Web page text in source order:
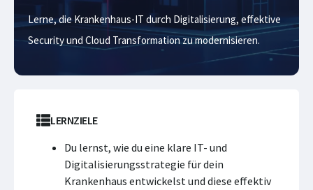
Lerne, die Krankenhaus-IT durch Digitalisierung, effektive
Security und Cloud Transformation zu modernisieren.
LERNZIELE
Du lernst, wie du eine klare IT- und
Digitalisierungsstrategie für dein
Krankenhaus entwickelst und diese effektiv